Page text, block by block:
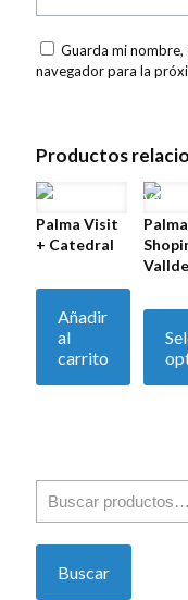
Guarda mi
navegador para la
Productos
Palma Visit
+ Catedral
Añadir
al
carrito
Palma
por:
Buscar